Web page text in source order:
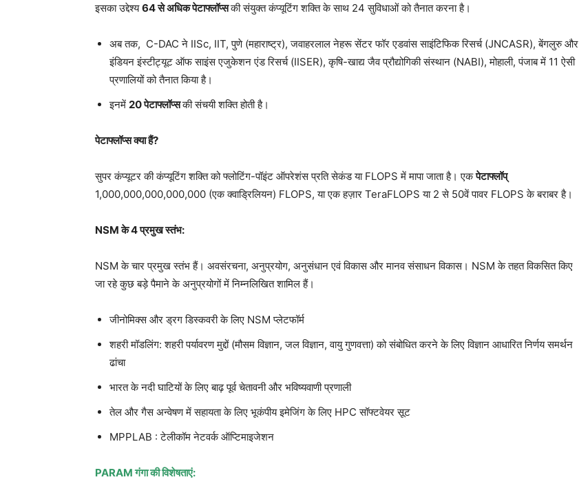
इसका उद्देश्य64 से अधिक पेटाफ्लॉप्सकी संयुक्त कंप्यूटिंग शक्ति के साथ 24 सुविधाओं को तैनात करना है।
अब तक, C-DAC ने IISc, IIT, पुणे (महाराष्ट्र), जवाहरलाल नेहरू सेंटर फॉर एडवांस साइंटिफिक रिसर्च (JNCASR), बेंगलुरु और
इंडियन इंस्टीट्यूट ऑफ साइंस एजुकेशन एंड रिसर्च (IISER), कृषि-खाद्य जैव प्रौद्योगिकी संस्थान (NABI), मोहाली, पंजाब में 11 ऐसी
प्रणालियों को तैनात किया है।
इनमें 20 पेटाफ्लॉप्सकी संचयी शक्ति होती है।
पेटाफ्लॉप्स क्या हैं?
सुपर कंप्यूटर की कंप्यूटिंग शक्ति को फ्लोटिंग-पॉइंट ऑपरेशंस प्रति सेकंड या FLOPS में मापा जाता है। एकपेटाफ्लॉप्
1,000,000,000,000,000 (एक क्वाड्रिलियन) FLOPS, या एक हज़ार TeraFLOPS या 2 से 50वें पावर FLOPS के बराबर है।
NSM के 4 प्रमुख स्तंभ:
NSM के चार प्रमुख स्तंभ हैं। अवसंरचना, अनुप्रयोग, अनुसंधान एवं विकास और मानव संसाधन विकास। NSM के तहत विकसित किए
जा रहे कुछ बड़े पैमाने के अनुप्रयोगों में निम्नलिखित शामिल हैं।
जीनोमिक्स और ड्रग डिस्कवरी के लिए NSM प्लेटफॉर्म
शहरी मॉडलिंग: शहरी पर्यावरण मुद्दों (मौसम विज्ञान, जल विज्ञान, वायु गुणवत्ता) को संबोधित करने के लिए विज्ञान आधारित निर्णय समर्थन
ढांचा
भारत के नदी घाटियों के लिए बाढ़ पूर्व चेतावनी और भविष्यवाणी प्रणाली
तेल और गैस अन्वेषण में सहायता के लिए भूकंपीय इमेजिंग के लिए HPC सॉफ्टवेयर सूट
MPPLAB : टेलीकॉम नेटवर्क ऑप्टिमाइजेशन
PARAM गंगा की विशेषताएं: